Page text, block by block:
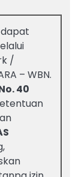
/
– WBN.
40